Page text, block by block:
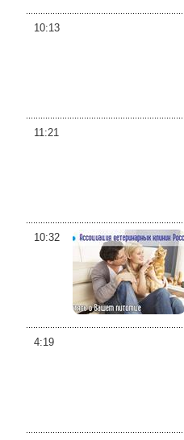
10:13
11:21
10:32
4:19